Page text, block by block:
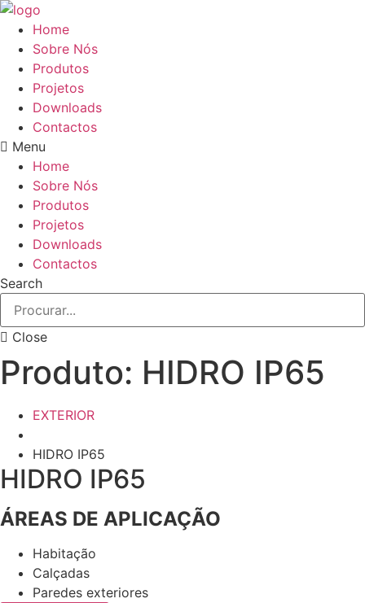
Pular
para
conteúdo
Home
Sobre Nós
Produtos
Projetos
Downloads
Contactos
Menu
Home
Sobre Nós
Produtos
Projetos
Downloads
Contactos
Search
Close
Produto: HIDRO IP65
EXTERIOR
HIDRO IP65
HIDRO IP65
ÁREAS DE APLICAÇÃO
Habitação
Calçadas
Paredes exteriores